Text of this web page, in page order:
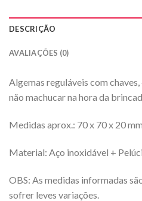
DESCRIÇÃO
AVALIAÇÕES (0)
Algemas reguláveis com
não machucar na hora da
Medidas aprox.: 70 x 70 x 20 mm
Material: Aço inoxidável +
OBS: As medidas informadas
sofrer leves variações.